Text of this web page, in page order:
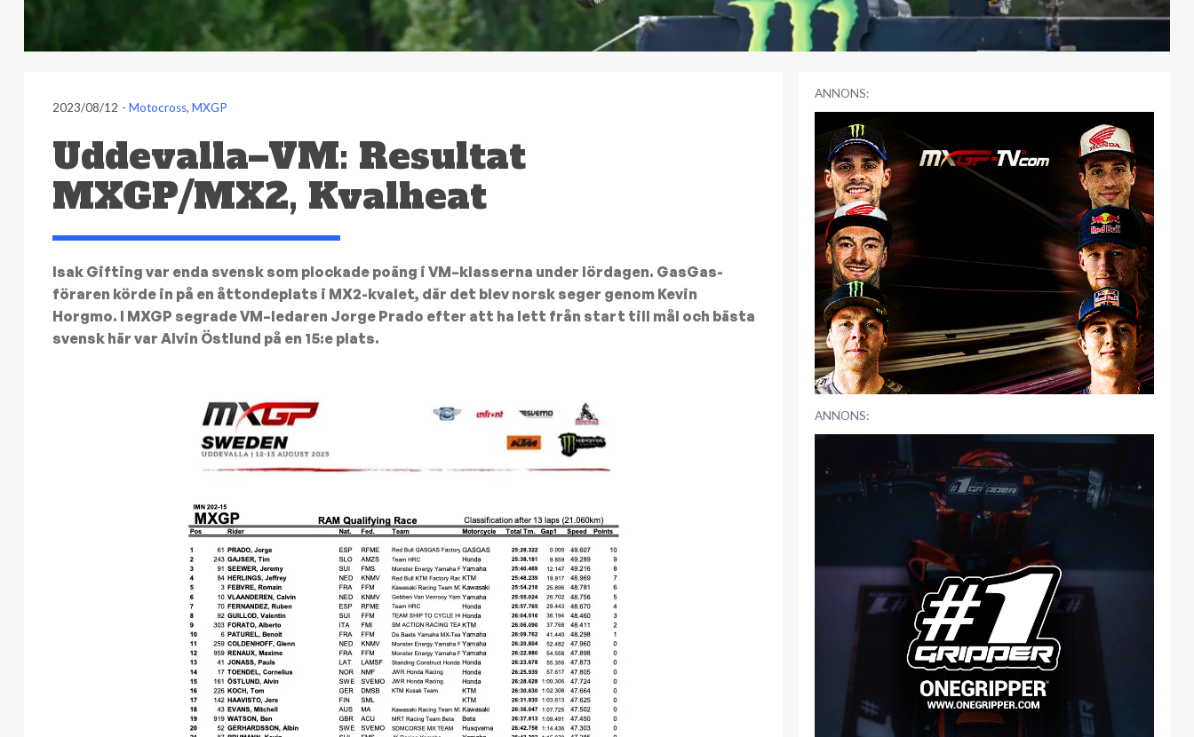
2023/08/12 - Motocross, MXGP
Uddevalla–VM: Resultat
MXGP/MX2, Kvalheat
Isak Gifting var enda svensk som plockade poäng i VM–klasserna under lördagen. GasGas-
föraren körde in på en åttondeplats i MX2-kvalet, där det blev norsk seger genom Kevin
Horgmo. I MXGP segrade VM–ledaren Jorge Prado efter att ha lett från start till mål och bästa
svensk här var Alvin Östlund på en 15:e plats.
ANNONS:
ANNONS: